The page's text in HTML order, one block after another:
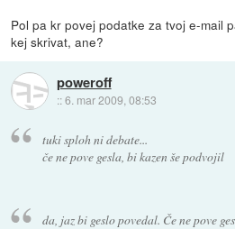
Pol pa kr povej podatke za tvoj e-mail
kej skrivat, ane?
poweroff
::6. mar 2009, 08:53
tuki sploh ni debate...
če ne pove gesla, bi kazen še podvojil
da, jaz bi geslo povedal. Če ne pove